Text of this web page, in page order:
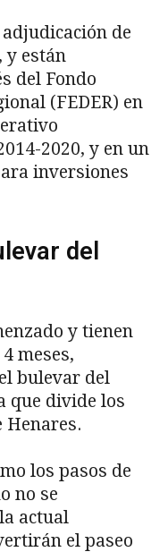
de
y están
del Fondo
(FEDER) en
2020, y en un
inversiones
del
y tienen
meses,
bulevar del
que divide los
Henares.
los pasos de
no se
actual
el paseo